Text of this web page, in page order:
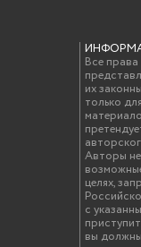
Все
их
только
Авторы
целях,
с
вы